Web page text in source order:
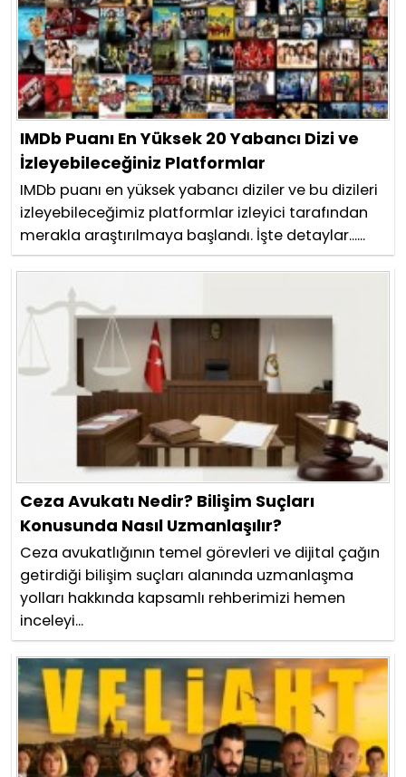
IMDb Puanı En Yüksek 20 Yabancı Dizi ve
İzleyebileceğiniz Platformlar
IMDb puanı en yüksek yabancı diziler ve bu dizileri
izleyebileceğimiz platformlar izleyici tarafından
merakla araştırılmaya başlandı. İşte detaylar......
Ceza Avukatı Nedir? Bilişim Suçları
Konusunda Nasıl Uzmanlaşılır?
Ceza avukatlığının temel görevleri ve dijital çağın
getirdiği bilişim suçları alanında uzmanlaşma
yolları hakkında kapsamlı rehberimizi hemen
inceleyi...